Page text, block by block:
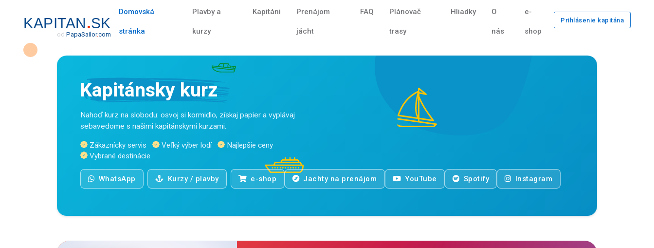
KAPITAN.SK
od PapaSailor.com
Domovská
stránka
Plavby a
kurzy
Kapitáni Prenájom
jácht
FAQ Plánovač
trasy
Hliadky O
nás
e-
shop
Prihlásenie kapitána
Kapitánsky kurz
Nahoď kurz na slobodu: osvoj si kormidlo, získaj papier a vyplávaj
sebavedome s našimi kapitánskymi kurzami.
Zákaznícky servis Veľký výber lodí
Najlepšie ceny
Vybrané destinácie
WhatsApp Kurzy / plavby e-shop Jachty na prenájom YouTube Spotify Instagram